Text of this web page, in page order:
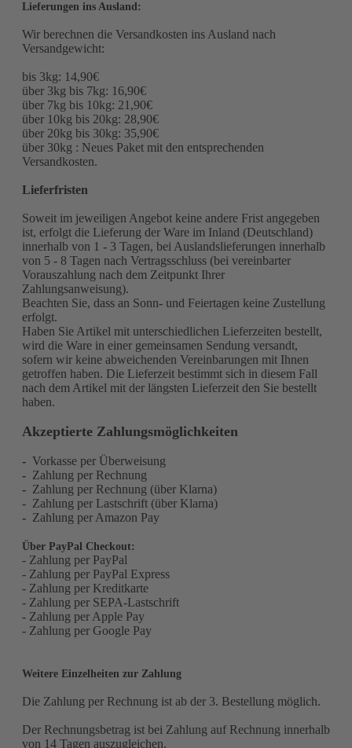
Lieferungen ins Ausland:
Wir berechnen die Versandkosten ins Ausland nach
Versandgewicht:
bis 3kg: 14,90€
über 3kg bis 7kg: 16,90€
über 7kg bis 10kg: 21,90€
über 10kg bis 20kg: 28,90€
über 20kg bis 30kg: 35,90€
über 30kg : Neues Paket mit den entsprechenden
Versandkosten.
Lieferfristen
Soweit im jeweiligen Angebot keine andere Frist angegeben
ist, erfolgt die Lieferung der Ware im Inland (Deutschland)
innerhalb von 1 - 3 Tagen, bei Auslandslieferungen innerhalb
von 5 - 8 Tagen nach Vertragsschluss (bei vereinbarter
Vorauszahlung nach dem Zeitpunkt Ihrer
Zahlungsanweisung).
Beachten Sie, dass an Sonn- und Feiertagen keine Zustellung
erfolgt.
Haben Sie Artikel mit unterschiedlichen Lieferzeiten bestellt,
wird die Ware in einer gemeinsamen Sendung versandt,
sofern wir keine abweichenden Vereinbarungen mit Ihnen
getroffen haben. Die Lieferzeit bestimmt sich in diesem Fall
nach dem Artikel mit der längsten Lieferzeit den Sie bestellt
haben.
Akzeptierte Zahlungsmöglichkeiten
- Vorkasse per Überweisung
- Zahlung per Rechnung
- Zahlung per Rechnung (über Klarna)
- Zahlung per Lastschrift (über Klarna)
- Zahlung per Amazon Pay
Über PayPal Checkout:
- Zahlung per PayPal
- Zahlung per PayPal Express
- Zahlung per Kreditkarte
- Zahlung per SEPA-Lastschrift
- Zahlung per Apple Pay
- Zahlung per Google Pay
Weitere Einzelheiten zur Zahlung
Die Zahlung per Rechnung ist ab der 3. Bestellung möglich.
Der Rechnungsbetrag ist bei Zahlung auf Rechnung innerhalb
von 14 Tagen auszugleichen.